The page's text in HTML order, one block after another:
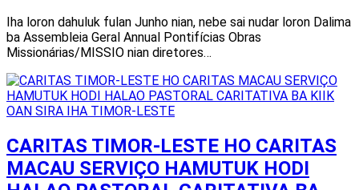
Iha loron dahuluk fulan Junho nian, nebe sai nudar loron Dalima
ba Assembleia Geral Annual Pontifícias Obras
Missionárias/MISSIO nian diretores…
CARITAS TIMOR-LESTE HO CARITAS
MACAU SERVIÇO HAMUTUK HODI